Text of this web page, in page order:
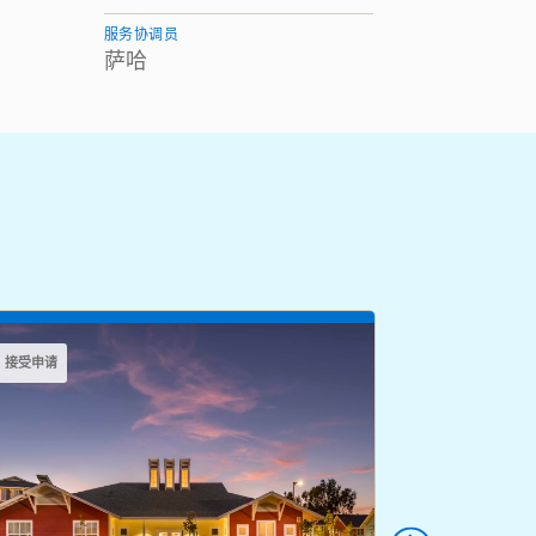
服务协调员
萨哈
接受申请